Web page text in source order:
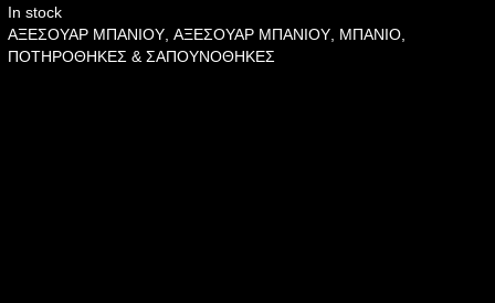
In stock
ΑΞΕΣΟΥΑΡ ΜΠΑΝΙΟΥ, ΑΞΕΣΟΥΑΡ ΜΠΑΝΙΟΥ, ΜΠΑΝΙΟ,
ΠΟΤΗΡΟΘΗΚΕΣ & ΣΑΠΟΥΝΟΘΗΚΕΣ